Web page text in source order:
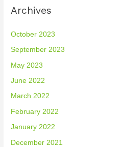
Archives
October 2023
September 2023
May 2023
June 2022
March 2022
February 2022
January 2022
December 2021